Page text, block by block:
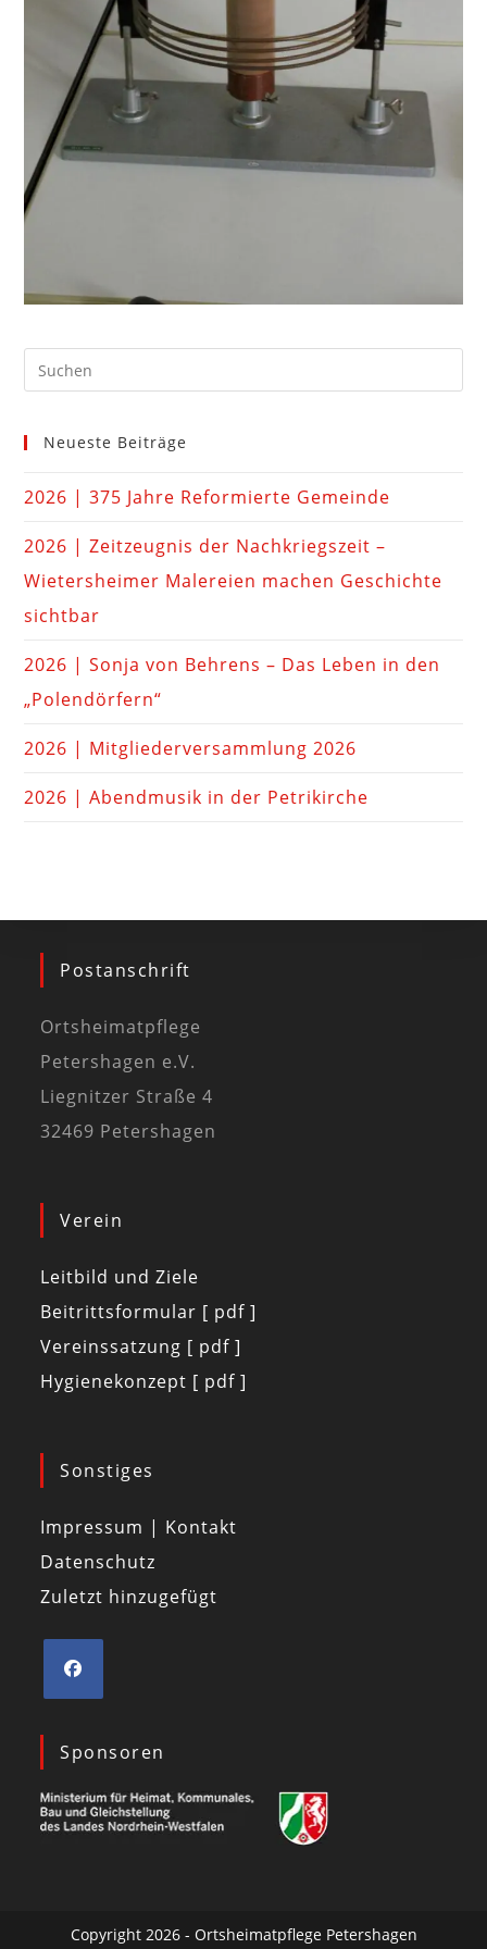
Neueste Beiträge
2026 | 375 Jahre Reformierte Gemeinde
2026 | Zeitzeugnis der Nachkriegszeit –
Wietersheimer Malereien machen Geschichte
sichtbar
2026 | Sonja von Behrens – Das Leben in den
„Polendörfern“
2026 | Mitgliederversammlung 2026
2026 | Abendmusik in der Petrikirche
Postanschrift
Ortsheimatpflege
Petershagen e.V.
Liegnitzer Straße 4
32469 Petershagen
Verein
Leitbild und Ziele
Beitrittsformular [ pdf ]
Vereinssatzung [ pdf ]
Hygienekonzept [ pdf ]
Sonstiges
Impressum | Kontakt
Datenschutz
Zuletzt hinzugefügt
Sponsoren
Copyright 2026 - Ortsheimatpflege Petershagen